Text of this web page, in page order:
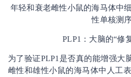
年轻和衰老雌性小鼠的海马体中
性单核测
PLP1：大脑的“修
为了验证PLP1是否真的能增强大
雌性和雄性小鼠的海马体中人工